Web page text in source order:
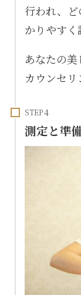
行われ、
かりやすく
あなたの美
カウンセリ
STEP
測定と準